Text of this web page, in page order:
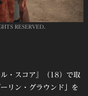
RESERVED.
・スコア』（18）で取
リン・グラウンド」を